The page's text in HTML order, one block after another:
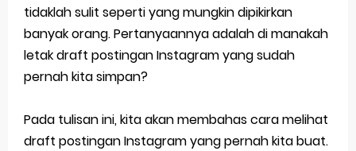
Simpan Profil Ig Dengan Mudah
Aplikasi Togel Android: Solusi Praktis Untuk Pecinta Togel
Siap Video Call, tapi Download Aplikasinya Dulu, Abangku
Youtube Android 4.4 2: Cara Memutar Video Secara Mudah
tidaklah sulit seperti yang mungkin dipikirkan
banyak orang. Pertanyaannya adalah di manakah
letak draft postingan Instagram yang sudah
pernah kita simpan?
Pada tulisan ini, kita akan membahas cara melihat
draft postingan Instagram yang pernah kita buat.